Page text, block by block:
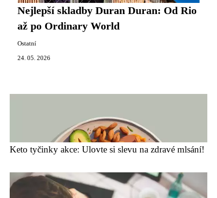
Nejlepší skladby Duran Duran: Od Rio
až po Ordinary World
Ostatní
24. 05. 2026
Keto tyčinky akce: Ulovte si slevu na zdravé mlsání!